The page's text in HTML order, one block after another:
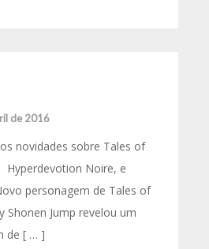
de 2016
novidades sobre Tales of
Hyperdevotion Noire, e
personagem de Tales of
Shonen Jump revelou um
de [ … ]